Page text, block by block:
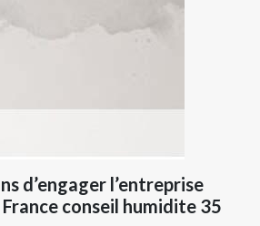
d’engager l’entreprise
conseil humidite 35